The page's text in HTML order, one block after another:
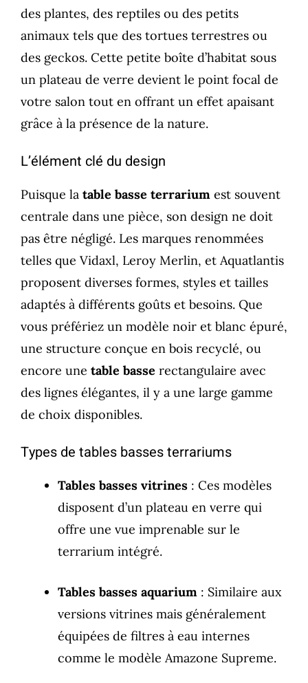
des plantes, des reptiles ou des petits
animaux tels que des tortues terrestres ou
des geckos. Cette petite boîte d’habitat sous
un plateau de verre devient le point focal de
votre salon tout en offrant un effet apaisant
grâce à la présence de la nature.
L’élément clé du design
Puisque la table basse terrarium est souvent
centrale dans une pièce, son design ne doit
pas être négligé. Les marques renommées
telles que Vidaxl, Leroy Merlin, et Aquatlantis
proposent diverses formes, styles et tailles
adaptés à différents goûts et besoins. Que
vous préfériez un modèle noir et blanc épuré,
une structure conçue en bois recyclé, ou
encore une table basse rectangulaire avec
des lignes élégantes, il y a une large gamme
de choix disponibles.
Types de tables basses terrariums
Tables basses vitrines : Ces modèles
disposent d’un plateau en verre qui
offre une vue imprenable sur le
terrarium intégré.
Tables basses aquarium : Similaire aux
versions vitrines mais généralement
équipées de filtres à eau internes
comme le modèle Amazone Supreme.